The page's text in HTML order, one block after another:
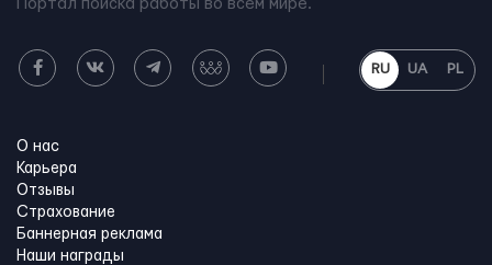
Портал поиска работы во всем мире.
RU UA PL
О нас
Карьера
Отзывы
Страхование
Баннерная реклама
Наши награды